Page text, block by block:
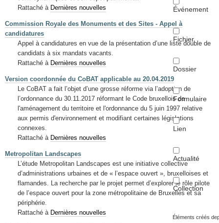
Événement
Fichier
Dossier
Formulaire
Lien
Actualité
Collection
Éléments créés
Rattaché à Dernières nouvelles
Commission Royale des Monuments et des Sites - Appel à
candidatures
Appel à candidatures en vue de la présentation d’une liste double de
candidats à six mandats vacants.
Rattaché à Dernières nouvelles
Version coordonnée du CoBAT applicable au 20.04.2019
Le CoBAT a fait l’objet d’une grosse réforme via l’adoption de
l’ordonnance du 30.11.2017 réformant le Code bruxellois de
l'aménagement du territoire et l'ordonnance du 5 juin 1997 relative
aux permis d'environnement et modifiant certaines législations
connexes.
Rattaché à Dernières nouvelles
Metropolitan Landscapes
L’étude Metropolitan Landscapes est une initiative collective
d’administrations urbaines et de « l’espace ouvert », bruxelloises et
flamandes. La recherche par le projet permet d’explorer le rôle pilote
de l’espace ouvert pour la zone métropolitaine de Bruxelles et sa
périphérie.
Rattaché à Dernières nouvelles